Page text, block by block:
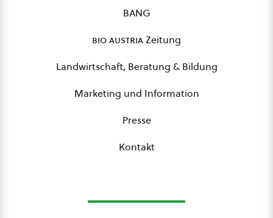
BANG
bio austriaZeitung
Landwirtschaft, Beratung & Bildung
Marketing und Information
Presse
Kontakt